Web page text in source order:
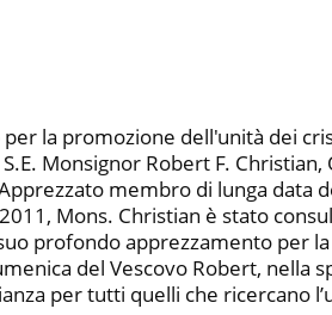
la promozione dell'unità dei
Monsignor Robert F. Christian,
membro di lunga data
Mons. Christian è stato
profondo apprezzamento per
del Vescovo Robert, nella
per tutti quelli che ricercano